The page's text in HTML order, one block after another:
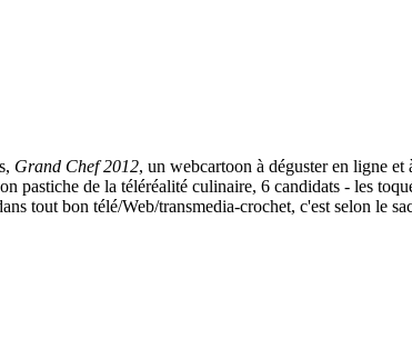
Grand Chef 2012, un webcartoon à déguster en ligne
pastiche de la téléréalité culinaire, 6 candidats - les
tout bon télé/Web/transmedia-crochet, c'est selon le